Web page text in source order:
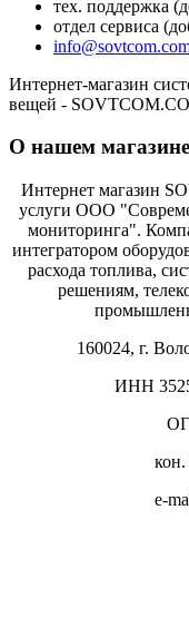
тех. поддержка
отдел сервиса
Интернет-магазин
вещей -
О нашем магазине
Интернет магазин
услуги ООО
мониторинга".
интегратором
расхода топлива,
решениям,
160024, г.
ИНН
кон.
e-